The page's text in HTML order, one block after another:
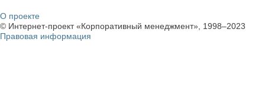
О проекте
© Интернет-проект «Корпоративный менеджмент», 1998–2023
Правовая информация